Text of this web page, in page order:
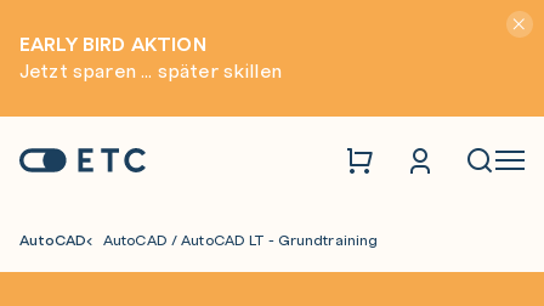
EARLY BIRD AKTION
Jetzt sparen ... später skillen
Startseite: ETC
AutoCAD AutoCAD / AutoCAD LT - Grundtraining